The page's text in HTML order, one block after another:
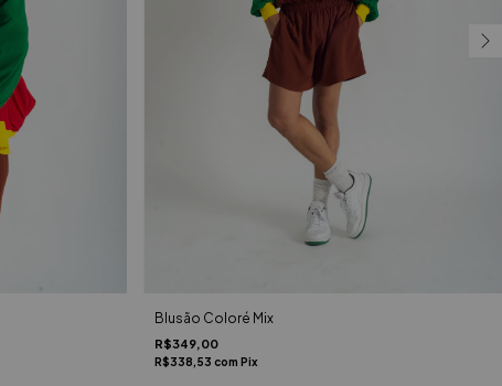
Blusão Coloré Mix
R$349,00
R$338,53com Pix